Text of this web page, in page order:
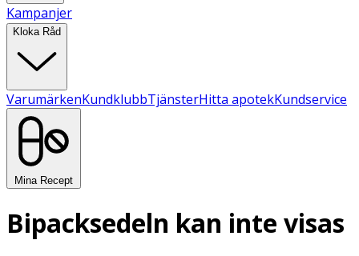
Kampanjer
Kloka Råd
VarumärkenKundklubbTjänsterHitta apotekKundservice
Mina Recept
Bipacksedeln kan inte visas